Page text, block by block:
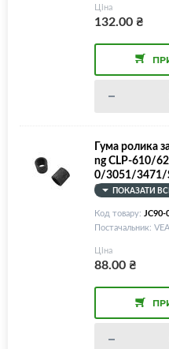
Ціна
132.00₴
Гума ролика
ng CLP-610/
0/3051/3471/
0-00932A/
ПОКАЗАТИ
Код товару: JC90-
Постачальник:
Ціна
88.00₴